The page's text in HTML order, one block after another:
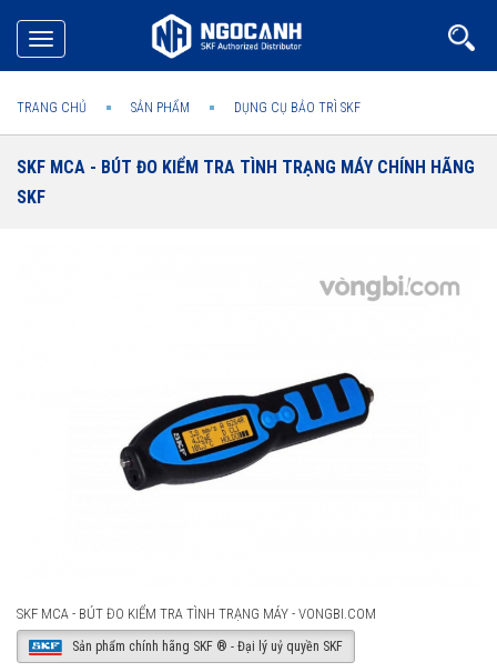
Toggle
navigation
TRANG CHỦ SẢN PHẨM DỤNG CỤ BẢO TRÌ SKF
SKF MCA - BÚT ĐO KIỂM TRA TÌNH TRẠNG MÁY CHÍNH HÃNG
SKF
SKF MCA - BÚT ĐO KIỂM TRA TÌNH TRẠNG MÁY - VONGBI.COM
Sản phẩm chính hãng SKF ® - Đại lý uỷ quyền SKF